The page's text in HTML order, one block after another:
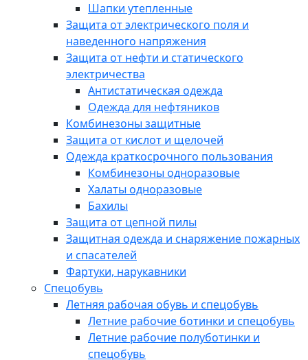
Шапки утепленные
Защита от электрического поля и
наведенного напряжения
Защита от нефти и статического
электричества
Антистатическая одежда
Одежда для нефтяников
Комбинезоны защитные
Защита от кислот и щелочей
Одежда краткосрочного пользования
Комбинезоны одноразовые
Халаты одноразовые
Бахилы
Защита от цепной пилы
Защитная одежда и снаряжение пожарных
и спасателей
Фартуки, нарукавники
Спецобувь
Летняя рабочая обувь и спецобувь
Летние рабочие ботинки и спецобувь
Летние рабочие полуботинки и
спецобувь